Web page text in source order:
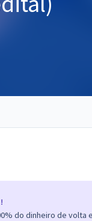
do dinheiro de volta